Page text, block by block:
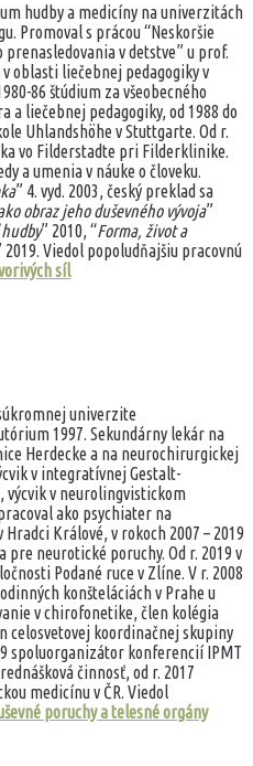
hudby a medicíny na univerzitách
Promoval s prácou “Neskoršie
v detstve” u prof.
oblasti liečebnej pedagogiky v
86 štúdium za všeobecného
a liečebnej pedagogiky, od 1988 do
Uhlandshöhe v Stuttgarte. Od r.
vo Filderstadte pri Filderklinike.
a umenia v náuke o človeku.
” 4. vyd. 2003, český preklad sa
obraz jeho duševného vývoja”
” 2010, “Forma, život a
2019. Viedol popoludňajšiu pracovnú
síl
univerzite
1997. Sekundárny lekár na
Herdecke a na neurochirurgickej
v integratívnej Gestalt-
výcvik v neurolingvistickom
ako psychiater na
Králové, v rokoch 2007 – 2019
neurotické poruchy. Od r. 2019 v
Podané ruce v Zlíne. V r. 2008
konšteláciách v Prahe u
v chirofonetike, člen kolégia
celosvetovej koordinačnej skupiny
spoluorganizátor konferencií IPMT
činnosť, od r. 2017
medicínu v ČR. Viedol
poruchy a telesné orgány